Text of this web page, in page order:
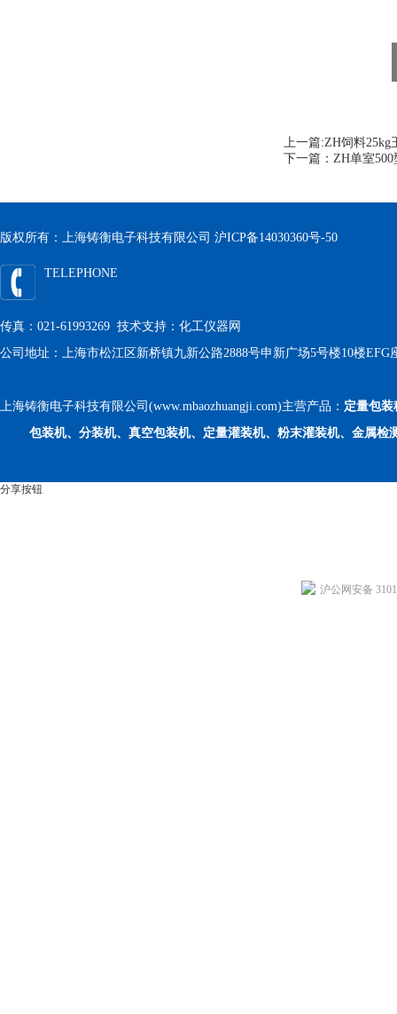
上一篇:ZH饲料25kg
下一篇： ZH单室
版权所有：上海铸衡电子科技有限公司 沪ICP备14030360号-50
TELEPHONE
传真：021-61993269 技术支持： 化工仪器网
公司地址：上海市松江区新桥镇九新公路2888号申新广场5号楼10楼EFG
上海铸衡电子科技有限公司(www.mbaozhuangji.com)主营产品： 定量包装
包装机、分装机、真空包装机、定量灌装机、粉末灌装机、金属检
分享按钮
沪公网安备